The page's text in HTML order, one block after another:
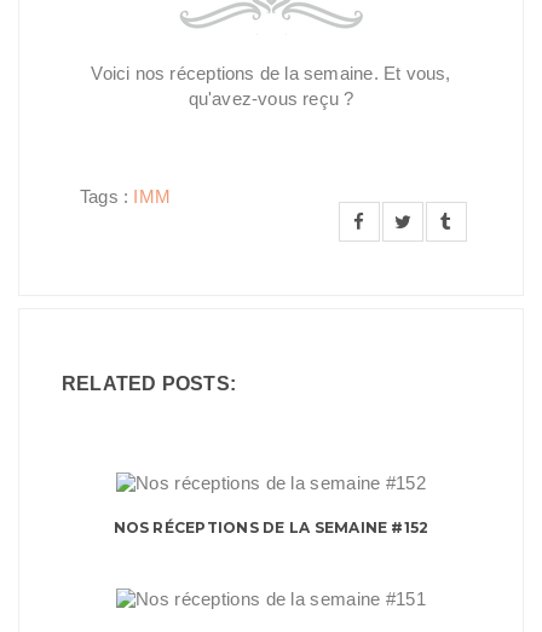
Voici nos réceptions de la semaine. Et vous,
qu'avez-vous reçu ?
Tags : IMM
RELATED POSTS:
NOS RÉCEPTIONS DE LA SEMAINE #152